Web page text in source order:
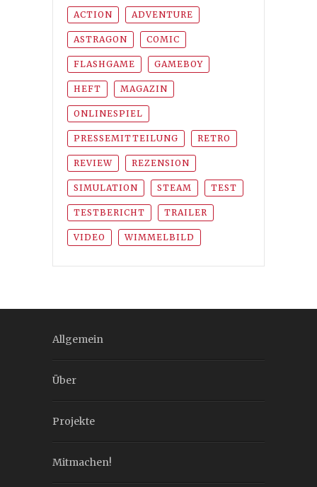
ACTION ADVENTURE
ASTRAGON COMIC
FLASHGAME GAMEBOY
HEFT MAGAZIN
ONLINESPIEL
PRESSEMITTEILUNG RETRO
REVIEW REZENSION
SIMULATION STEAM TEST
TESTBERICHT TRAILER
VIDEO WIMMELBILD
Allgemein
Über
Projekte
Mitmachen!